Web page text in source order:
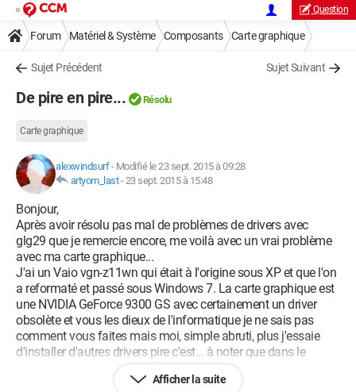
Question
Forum Matériel & Système Composants Carte graphique
Sujet Précédent Sujet Suivant
De pire en pire... Résolu
Carte graphique
alexwindsurf- Modifié le 23 sept. 2015 à 09:28
artyom_last-23 sept. 2015 à 15:48
Bonjour,
Après avoir résolu pas mal de problèmes de drivers avec
glg29 que je remercie encore, me voilà avec un vrai problème
avec ma carte graphique...
J'ai un Vaio vgn-z11wn qui était à l'origine sous XP et que l'on
a reformaté et passé sous Windows 7. La carte graphique est
une NVIDIA GeForce 9300 GS avec certainement un driver
obsolète et vous les dieux de l'informatique je ne sais pas
comment vous faites mais moi, simple abruti, plus j'essaie
d'installer d'autres drivers pire c'est... à noter que dans le
gestionnaire de périph, dans le dossier carte graphique, ligne
juste au dessus de la carte j'ai aussi un triangle jaune pour
Afficher la suite